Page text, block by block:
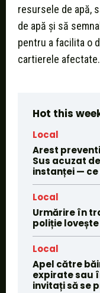
resursele de apă,
de apă și să
pentru a facilita o
cartierele afectate.
Hot this
Local
Arest
Sus acuzat
instanței —
Local
Urmărire în
poliție
Local
Apel către
expirate sau
invitați să se